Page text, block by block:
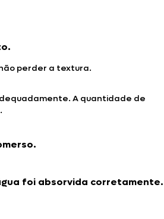
perder a textura.
A quantidade de
foi absorvida corretamente.